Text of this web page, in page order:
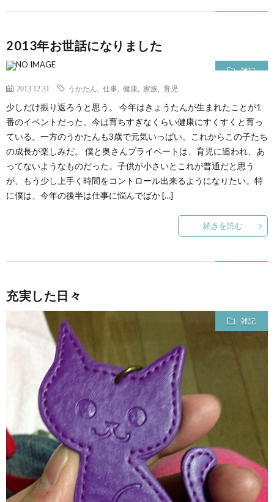
2013年お世話になりました
雑記
2013.12.31 うかたん 仕事 健康 家族 育児
少しだけ振り返ろうと思う。 今年はきょうたんが生まれたことが1
番のイベントだった。今は育ちすぎなくらい健康にすくすくと育っ
ている。一方のうかたんも3歳で元気いっぱい。これからこの子たち
の成長が楽しみだ。 僕と奥さんプライベートは、育児に追われ、あ
ってないようなものだった。子供が小さいとこれが普通だと思う
が、もう少し上手く時間をコントロール出来るようになりたい。特
に僕は、今年の後半は仕事に悩んでばか […]
続きを読む
充実した日々
雑記